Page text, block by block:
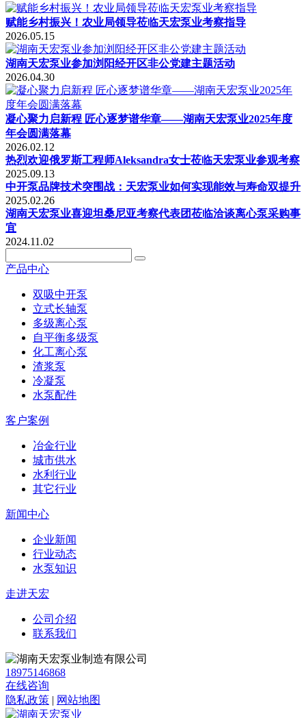
赋能乡村振兴！农业局领导莅临天宏泵业考察指导
2026.05.15
湖南天宏泵业参加浏阳经开区非公党建主题活动
2026.04.30
凝心聚力启新程 匠心逐梦谱华章——湖南天宏泵业2025年度
年会圆满落幕
2026.02.12
热烈欢迎俄罗斯工程师Aleksandra女士莅临天宏泵业参观考察
2025.09.13
中开泵品牌技术突围战：天宏泵业如何实现能效与寿命双提升
2025.02.26
湖南天宏泵业喜迎坦桑尼亚考察代表团莅临洽谈离心泵采购事
宜
2024.11.02
产品中心
双吸中开泵
立式长轴泵
多级离心泵
自平衡多级泵
化工离心泵
渣浆泵
冷凝泵
水泵配件
客户案例
冶金行业
城市供水
水利行业
其它行业
新闻中心
企业新闻
行业动态
水泵知识
走进天宏
公司介绍
联系我们
18975146868
在线咨询
隐私政策 | 网站地图